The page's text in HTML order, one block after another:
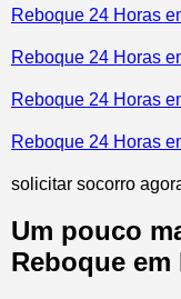
Reboque 24 Horas
Reboque 24 Horas
Reboque 24 Horas
Reboque 24 Horas
solicitar socorro
Um pouco
Reboque